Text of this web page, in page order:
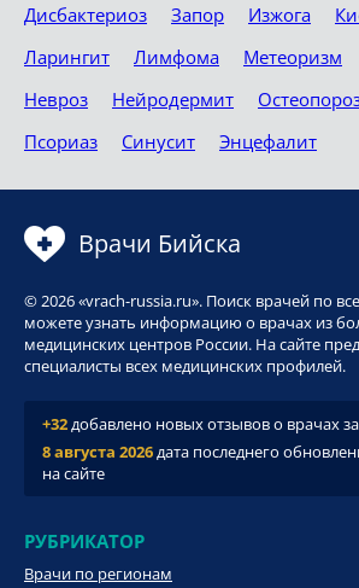
Дисбактериоз
Запор Изжога
Ларингит
Лимфома Метеоризм
Невроз
Нейродермит
Псориаз
Синусит Энцефалит
Врачи Бийска
© 2026 «vrach-russia.ru». Поиск врачей по
можете узнать информацию о врачах из
медицинских центров России. На сайте
специалисты всех медицинских профилей.
+32добавлено новых отзывов о врачах
8 августа 2026дата последнего
на сайте
РУБРИКАТОР
Врачи по регионам